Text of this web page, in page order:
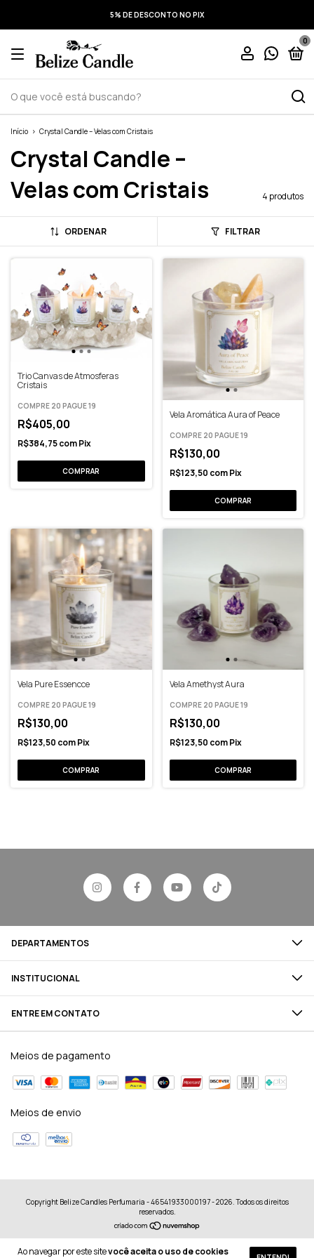
5% DE DESCONTO NO PIX
0
Ao navegar por este sitevocê aceita o uso de cookies
Início > Crystal Candle – Velas com Cristais
Crystal Candle –
Velas com Cristais
4 produtos
ORDENAR FILTRAR
Trio Canvas de Atmosferas
Cristais
COMPRE 20 PAGUE 19
R$405,00
R$384,75comPix
Vela Aromática Aura of Peace
COMPRE 20 PAGUE 19
R$130,00
R$123,50 com Pix
Vela Pure Essencce
COMPRE 20 PAGUE 19
R$130,00
R$123,50 comPix
Vela Amethyst Aura
COMPRE 20 PAGUE 19
R$130,00
R$123,50 com Pix
DEPARTAMENTOS
INSTITUCIONAL
ENTRE EM CONTATO
Meios de pagamento
Meios de envio
Copyright Belize Candles Perfumaria - 46541933000197 - 2026. Todos os direitos
reservados.